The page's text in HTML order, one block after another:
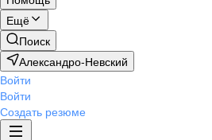
Ещё
Поиск
Александро-Невский
Войти
Войти
Создать резюме